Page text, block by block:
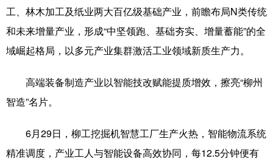
工、林木加工及纸业两大百亿级基础产业，前瞻布局N类传统
和未来增量产业，形成“中坚领跑、基础夯实、增量蓄能”的全
域崛起格局，以多元产业集群激活工业领域新质生产力。
高端装备制造产业以智能技改赋能提质增效，擦亮“柳州
智造”名片。
6月29日，柳工挖掘机智慧工厂生产火热，智能物流系统
精准调度，产业工人与智能设备高效协同，每12.5分钟便有